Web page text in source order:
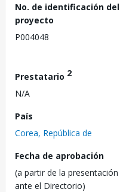
No. de identificación del
proyecto
P004048
Prestatario 2
N/A
País
Corea, República de
Fecha de aprobación
(a partir de la presentación
ante el Directorio)